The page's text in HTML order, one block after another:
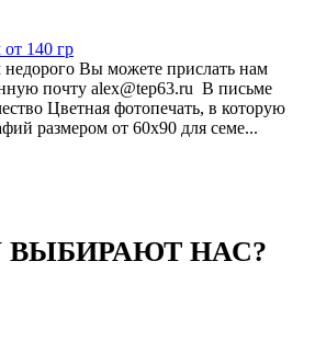
140 гр
Вы можете прислать нам
почту alex@tep63.ru В письме
Цветная фотопечать, в которую
размером от 60х90 для семе...
НАС?